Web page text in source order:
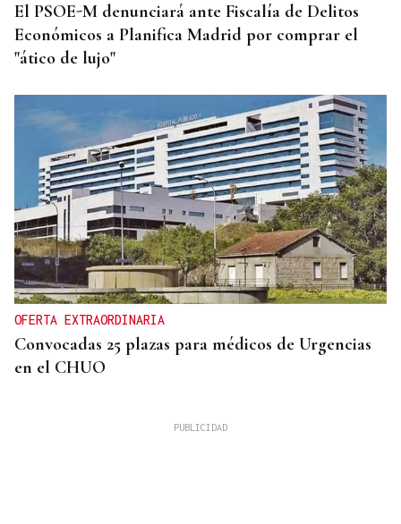
El PSOE-M denunciará ante Fiscalía de Delitos
Económicos a Planifica Madrid por comprar el
"ático de lujo"
OFERTA EXTRAORDINARIA
Convocadas 25 plazas para médicos de Urgencias
en el CHUO